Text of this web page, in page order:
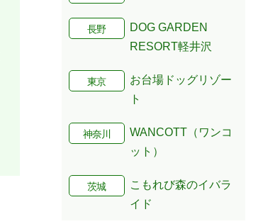
長野
DOG GARDEN
RESORT軽井沢
東京
お台場ドッグリゾー
ト
神奈川
WANCOTT（ワンコ
ット）
茨城
こもれび森のイバラ
イド